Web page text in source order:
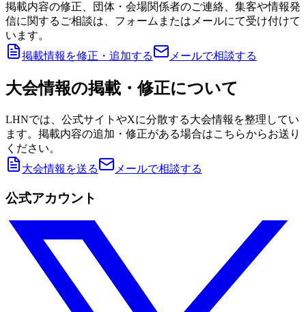
掲載内容の修正、団体・会場関係者のご連絡、集客や情報発
信に関するご相談は、フォームまたはメールにて受け付けて
います。
掲載情報を修正・追加する
メールで相談する
大会情報の掲載・修正について
LHNでは、公式サイトやXに分散する大会情報を整理してい
ます。掲載内容の追加・修正がある場合はこちらからお送り
ください。
大会情報を送る
メールで相談する
公式アカウント